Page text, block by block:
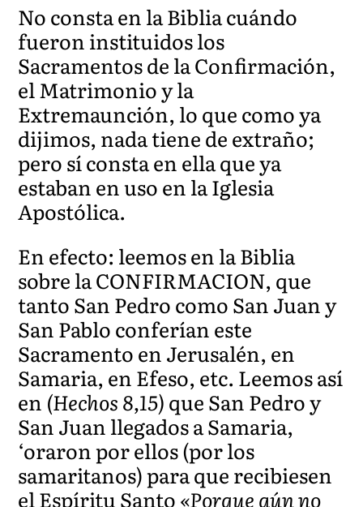
No consta en la Biblia cuándo
fueron instituidos los
Sacramentos de la Confirmación,
el Matrimonio y la
Extremaunción, lo que como ya
dijimos, nada tiene de extraño;
pero sí consta en ella que ya
estaban en uso en la Iglesia
Apostólica.
En efecto: leemos en la Biblia
sobre la CONFIRMACION, que
tanto San Pedro como San Juan y
San Pablo conferían este
Sacramento en Jerusalén, en
Samaria, en Efeso, etc. Leemos así
en (Hechos 8,15)que San Pedro y
San Juan llegados a Samaria,
‘oraron por ellos (por los
samaritanos) para que recibiesen
el Espíritu Santo«Porque aún no